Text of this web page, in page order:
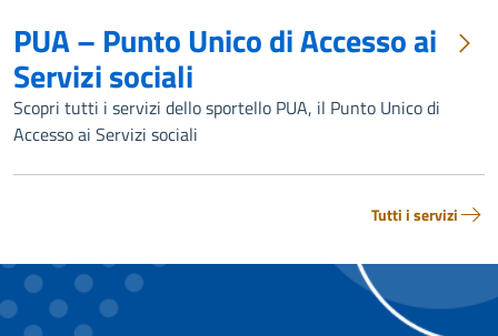
PUA – Punto Unico di Accesso ai
Servizi sociali
Scopri tutti i servizi dello sportello PUA, il Punto Unico di
Accesso ai Servizi sociali
Tutti i servizi